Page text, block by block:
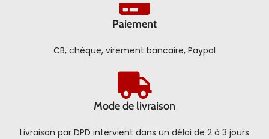
Paiement
CB, chèque, virement bancaire, Paypal
Mode de livraison
Livraison par DPD intervient dans un délai de 2 à 3 jours